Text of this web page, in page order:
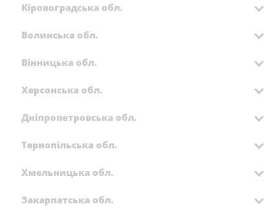
Кіровоградська обл.
Волинська обл.
Вінницька обл.
Херсонська обл.
Дніпропетровська обл.
Тернопільська обл.
Хмельницька обл.
Закарпатська обл.